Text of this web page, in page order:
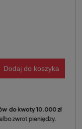
Dodaj do koszyka